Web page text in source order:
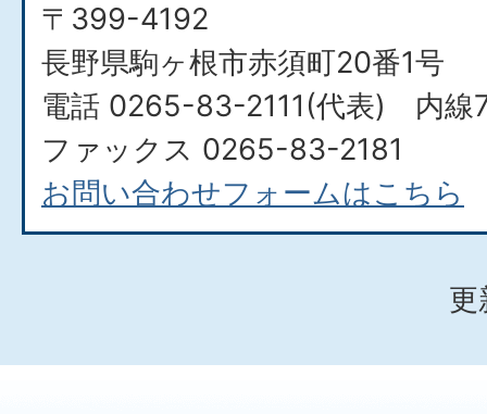
〒399-4192
長野県駒ヶ根市赤須町20番1号
電話 0265-83-2111(代表) 内線
ファックス 0265-83-2181
お問い合わせフォームはこちら
更